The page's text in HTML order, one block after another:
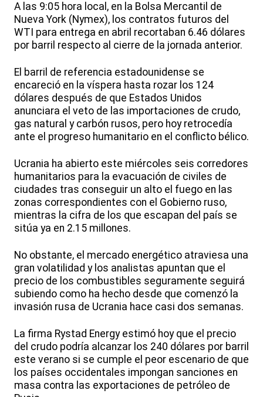
A las 9:05 hora local, en la Bolsa Mercantil de
Nueva York (Nymex), los contratos futuros del
WTI para entrega en abril recortaban 6.46 dólares
por barril respecto al cierre de la jornada anterior.
El barril de referencia estadounidense se
encareció en la víspera hasta rozar los 124
dólares después de que Estados Unidos
anunciara el veto de las importaciones de crudo,
gas natural y carbón rusos, pero hoy retrocedía
ante el progreso humanitario en el conflicto bélico.
Ucrania ha abierto este miércoles seis corredores
humanitarios para la evacuación de civiles de
ciudades tras conseguir un alto el fuego en las
zonas correspondientes con el Gobierno ruso,
mientras la cifra de los que escapan del país se
sitúa ya en 2.15 millones.
No obstante, el mercado energético atraviesa una
gran volatilidad y los analistas apuntan que el
precio de los combustibles seguramente seguirá
subiendo como ha hecho desde que comenzó la
invasión rusa de Ucrania hace casi dos semanas.
La firma Rystad Energy estimó hoy que el precio
del crudo podría alcanzar los 240 dólares por barril
este verano si se cumple el peor escenario de que
los países occidentales impongan sanciones en
masa contra las exportaciones de petróleo de